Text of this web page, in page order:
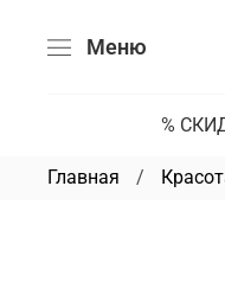
Меню
%
Главная